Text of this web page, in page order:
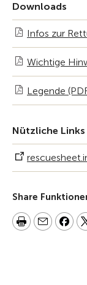
Downloads
Infos zur
Wichtige
Legende
Nützliche Links
Share